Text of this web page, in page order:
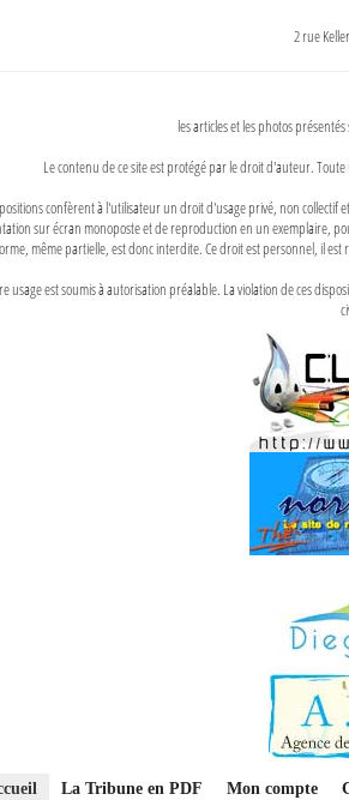
2 rue
les articles et les photos
Le contenu de ce site est protégé par le droit d'auteur.
confèrent à l'utilisateur un droit d'usage privé, non
sur écran monoposte et de reproduction en un exemplaire,
même partielle, est donc interdite. Ce droit est personnel, il
usage est soumis à autorisation préalable. La violation de ces
La Tribune en PDF Mon compte